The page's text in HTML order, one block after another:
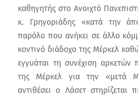
καθηγητής στο Ανοιχτό
κ. Γρηγοριάδης «κατά την
παρόλο που ανήκει σε άλλο
κοντινό διάδοχο της Μέρκελ
εγγυάται τη συνέχιση αρκετών
της Μέρκελ για την «μετά
αντιθέσει ο Λάσετ στηρίζεται